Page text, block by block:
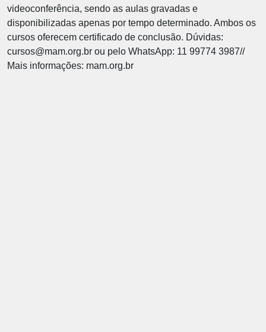
videoconferência, sendo as aulas gravadas e
disponibilizadas apenas por tempo determinado. Ambos os
cursos oferecem certificado de conclusão. Dúvidas:
cursos@mam.org.br ou pelo WhatsApp: 11 99774 3987//
Mais informações: mam.org.br